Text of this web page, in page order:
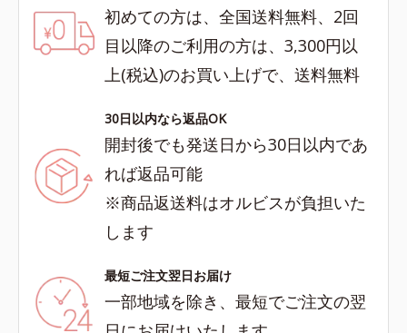
初めての方は、全国送料無料、2回
目以降のご利用の方は、3,300円以
上(税込)のお買い上げで、送料無料
30日以内なら返品OK
開封後でも発送日から30日以内であ
れば返品可能
※商品返送料はオルビスが負担いた
します
最短ご注文翌日お届け
一部地域を除き、最短でご注文の翌